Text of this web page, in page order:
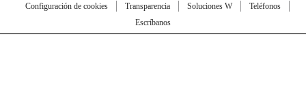
Configuración de cookies
Transparencia Soluciones W
Teléfonos
Escríbanos